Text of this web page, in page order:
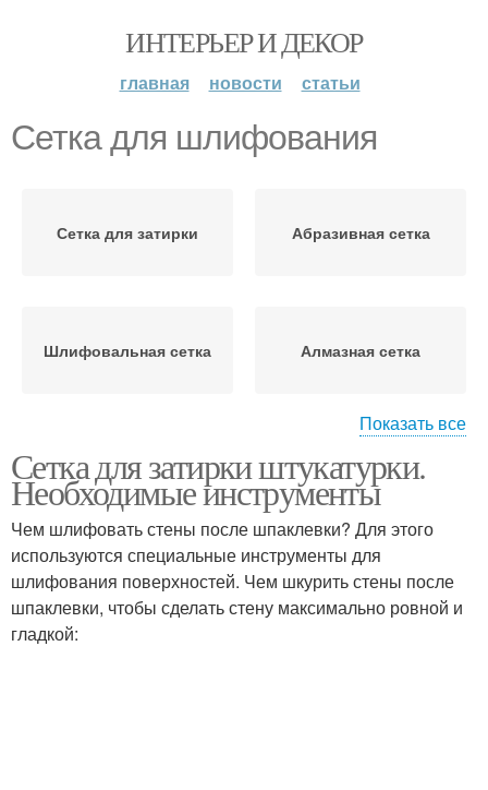
ИНТЕРЬЕР И ДЕКОР
главная новости статьи
Сетка для шлифования
Сетка для затирки Абразивная сетка
Шлифовальная сетка Алмазная сетка
Шлифовальные сетки
Показать все
Сетка для затирки штукатурки.
Необходимые инструменты
Чем шлифовать стены после шпаклевки? Для этого
используются специальные инструменты для
шлифования поверхностей. Чем шкурить стены после
шпаклевки, чтобы сделать стену максимально ровной и
гладкой: